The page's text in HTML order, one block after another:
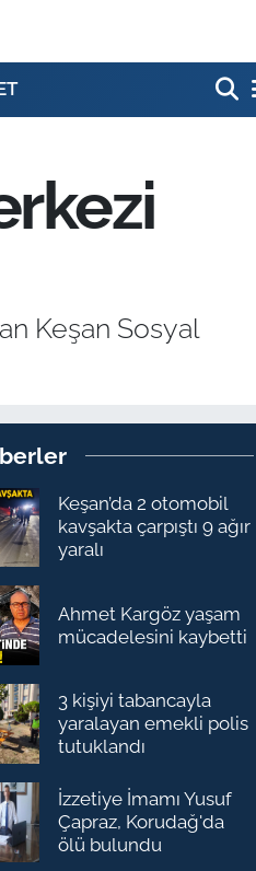
Keşan Sosyal
Keşan’da 2 otomobil
kavşakta çarpıştı 9 ağır
yaralı
Ahmet Kargöz yaşam
mücadelesini kaybetti
3 kişiyi tabancayla
yaralayan emekli polis
tutuklandı
İzzetiye İmamı Yusuf
Çapraz, Korudağ'da
ölü bulundu